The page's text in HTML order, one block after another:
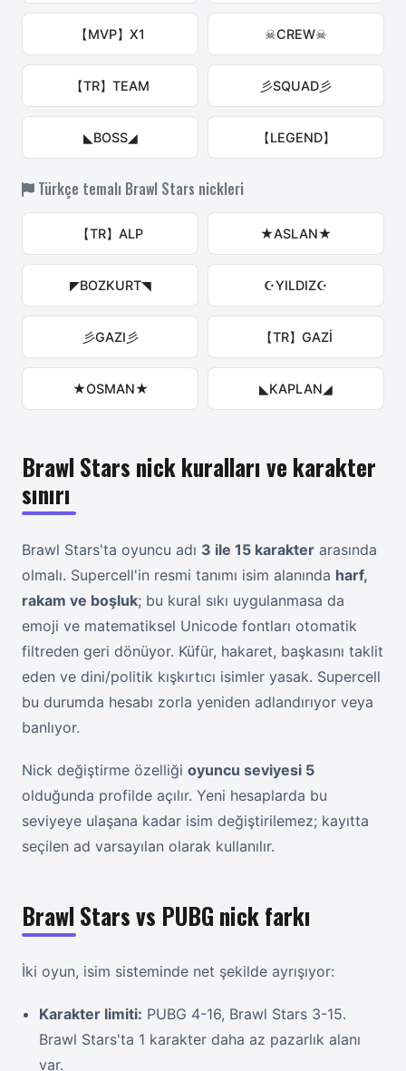
【MVP】X1 ☠CREW☠
【TR】TEAM 彡SQUAD彡
◣BOSS◢ 【LEGEND】
Türkçe temalı Brawl Stars nickleri
【TR】ALP ★ASLAN★
◤BOZKURT◥ ☪YILDIZ☪
彡GAZI彡 【TR】GAZİ
★OSMAN★ ◣KAPLAN◢
Brawl Stars nick kuralları ve karakter
sınırı
Brawl Stars'ta oyuncu adı 3 ile 15 karakter arasında
olmalı. Supercell'in resmi tanımı isim alanında harf,
rakam ve boşluk; bu kural sıkı uygulanmasa da
emoji ve matematiksel Unicode fontları otomatik
filtreden geri dönüyor. Küfür, hakaret, başkasını taklit
eden ve dini/politik kışkırtıcı isimler yasak. Supercell
bu durumda hesabı zorla yeniden adlandırıyor veya
banlıyor.
Nick değiştirme özelliği oyuncu seviyesi 5
olduğunda profilde açılır. Yeni hesaplarda bu
seviyeye ulaşana kadar isim değiştirilemez; kayıtta
seçilen ad varsayılan olarak kullanılır.
Brawl Stars vs PUBG nick farkı
İki oyun, isim sisteminde net şekilde ayrışıyor:
Karakter limiti: PUBG 4-16, Brawl Stars 3-15.
Brawl Stars'ta 1 karakter daha az pazarlık alanı
var.